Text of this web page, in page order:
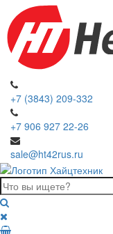
+7 (3843) 209-332
+7 906 927 22-26
sale@ht42rus.ru